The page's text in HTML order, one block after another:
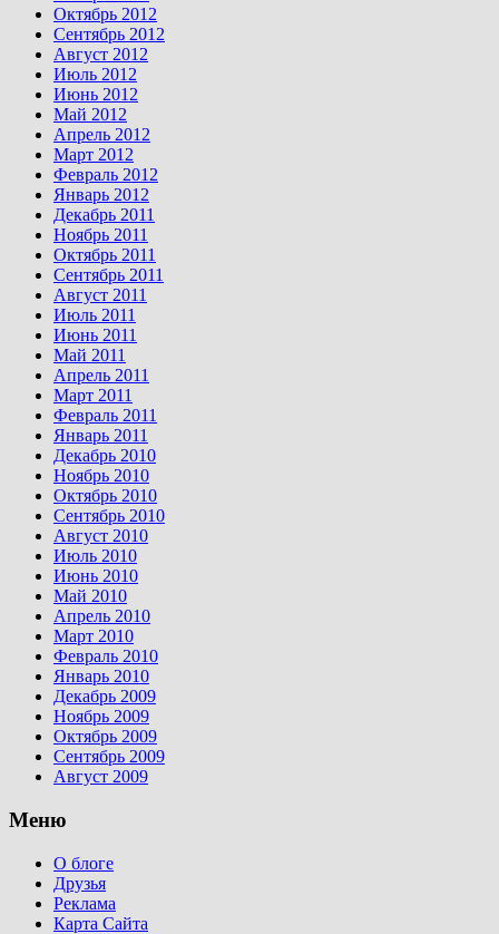
Октябрь 2012
Сентябрь 2012
Август 2012
Июль 2012
Июнь 2012
Май 2012
Апрель 2012
Март 2012
Февраль 2012
Январь 2012
Декабрь 2011
Ноябрь 2011
Октябрь 2011
Сентябрь 2011
Август 2011
Июль 2011
Июнь 2011
Май 2011
Апрель 2011
Март 2011
Февраль 2011
Январь 2011
Декабрь 2010
Ноябрь 2010
Октябрь 2010
Сентябрь 2010
Август 2010
Июль 2010
Июнь 2010
Май 2010
Апрель 2010
Март 2010
Февраль 2010
Январь 2010
Декабрь 2009
Ноябрь 2009
Октябрь 2009
Сентябрь 2009
Август 2009
Меню
О блоге
Друзья
Реклама
Карта Сайта